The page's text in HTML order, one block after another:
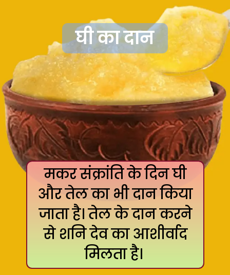
मकर संक्रांति के दिन घी
और तेल का भी दान किया
जाता है। तेल के दान करने
से शनि देव का आशीर्वाद
मिलता है।
घी का दान